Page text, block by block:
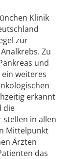
Klinik
zur
Zu
und
weiteres
erkannt
die
stellen in allen
Mittelpunkt
Ärzten
das